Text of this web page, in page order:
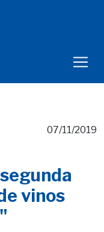
07/11/2019
vinos